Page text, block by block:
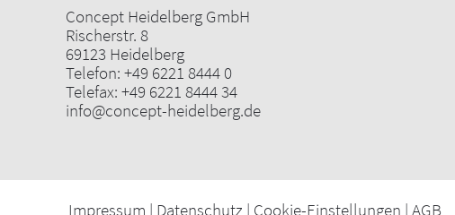
Concept Heidelberg GmbH
Rischerstr. 8
69123 Heidelberg
Telefon: +49 6221 8444 0
Telefax: +49 6221 8444 34
info@concept-heidelberg.de
Impressum | Datenschutz | Cookie-Einstellungen | AGB